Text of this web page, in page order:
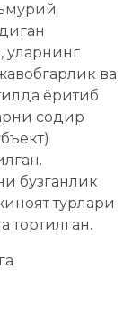
уларнинг
ва
ёритиб
содир
бузганлик
турлари
тортилган.